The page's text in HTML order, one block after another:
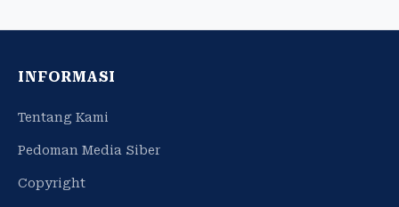
INFORMASI
Tentang Kami
Pedoman Media Siber
Copyright